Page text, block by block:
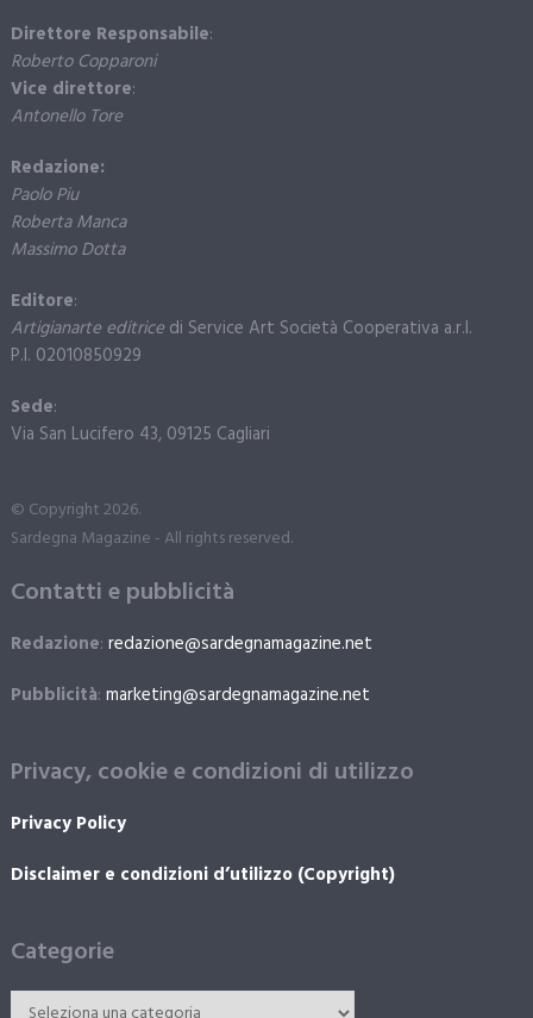
Direttore Responsabile:
Roberto Copparoni
Vice direttore:
Antonello Tore
Redazione:
Paolo Piu
Roberta Manca
Massimo Dotta
Editore:
Artigianarte editricedi Service Art Società Cooperativa a.r.l.
P.I. 02010850929
Sede:
Via San Lucifero 43, 09125 Cagliari
© Copyright 2026.
Sardegna Magazine - All rights reserved.
Contatti e pubblicità
Redazione: redazione@sardegnamagazine.net
Pubblicità: marketing@sardegnamagazine.net
Privacy, cookie e condizioni di utilizzo
Privacy Policy
Disclaimer e condizioni d’utilizzo (Copyright)
Categorie